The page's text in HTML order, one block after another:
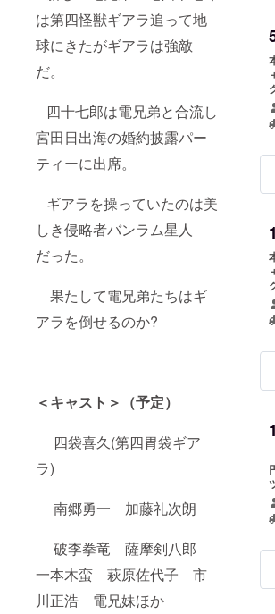
は第四怪獣ギアラ追って地
球にきたがギアラは強敵
だ。
四十七郎は電兄弟と合流し
宮田日出海の婚約披露パー
ティーに出席。
ギアラを操っていたのは美
しき侵略者バンラム星人
だった。
果たして電兄弟たちはギ
アラを倒せるのか?
＜キャスト＞（予定）
四袋喜久(第四胃袋ギア
ラ)
南郷勇一 加藤礼次朗
破李拳竜 薩摩剣八郎
一本木蛮 萩原佐代子 市
川正浩 電兄妹ほか